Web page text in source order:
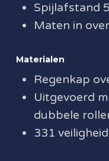
Spijlafstand
Maten in
Materialen
Regenkap
Uitgevoerd
dubbele
331